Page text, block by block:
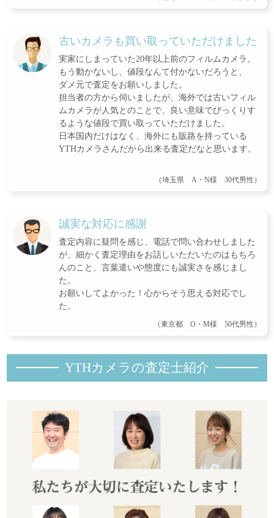
古いカメラも買い取っていただけました
実家にしまっていた20年以上前のフィルムカメラ。
もう動かないし、値段なんて付かないだろうと、
ダメ元で査定をお願いしました。
担当者の方から伺いましたが、海外では古いフィル
ムカメラが人気とのことで、良い意味でびっくりす
るような値段で買い取っていただけました。
日本国内だけはなく、海外にも販路を持っている
YTHカメラさんだから出来る査定だなと思います。
（埼玉県 A・N様 30代男性）
誠実な対応に感謝
査定内容に疑問を感じ、電話で問い合わせしました
が、細かく査定理由をお話しいただいたのはもちろ
んのこと、言葉遣いや態度にも誠実さを感じまし
た。
お願いしてよかった！心からそう思える対応でし
た。
（東京都 O・M様 50代男性）
YTHカメラの査定士紹介